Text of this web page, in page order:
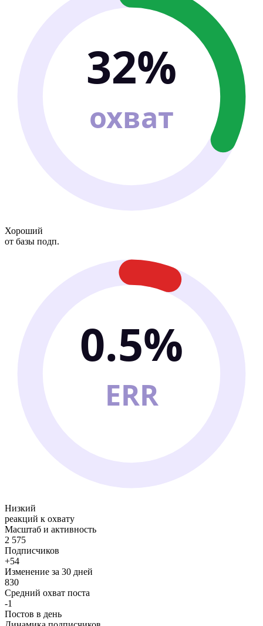
32%
охват
Хороший
от базы подп.
0.5%
ERR
Низкий
реакций к охвату
Масштаб и активность
2 575
Подписчиков
+54
Изменение за 30 дней
830
Средний охват поста
-1
Постов в день